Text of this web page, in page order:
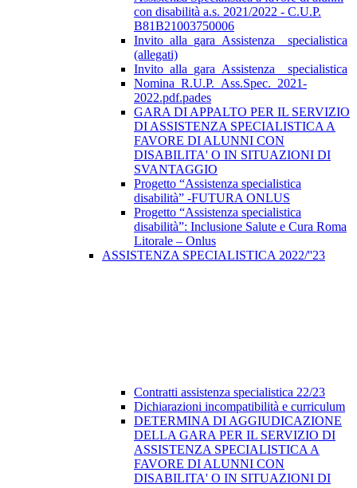
con disabilità a.s. 2021/2022 - C.U.P.
B81B21003750006
Invito_alla_gara_Assistenza__specialistica
(allegati)
Invito_alla_gara_Assistenza__specialistica
Nomina_R.U.P._Ass.Spec._2021-
2022.pdf.pades
GARA DI APPALTO PER IL SERVIZIO
DI ASSISTENZA SPECIALISTICA A
FAVORE DI ALUNNI CON
DISABILITA' O IN SITUAZIONI DI
SVANTAGGIO
Progetto “Assistenza specialistica
disabilità” -FUTURA ONLUS
Progetto “Assistenza specialistica
disabilità”: Inclusione Salute e Cura Roma
Litorale – Onlus
ASSISTENZA SPECIALISTICA 2022/''23
Contratti assistenza specialistica 22/23
Dichiarazioni incompatibilità e curriculum
DETERMINA DI AGGIUDICAZIONE
DELLA GARA PER IL SERVIZIO DI
ASSISTENZA SPECIALISTICA A
FAVORE DI ALUNNI CON
DISABILITA' O IN SITUAZIONI DI